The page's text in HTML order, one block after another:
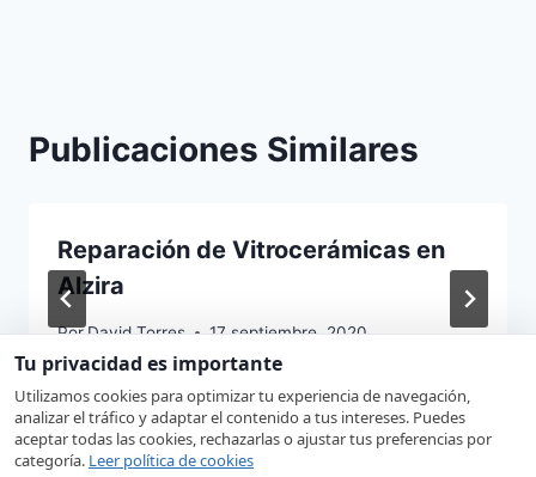
Publicaciones Similares
Reparación de Vitrocerámicas en
Alzira
PorDavid Torres 17 septiembre, 2020
Tu privacidad es importante
Utilizamos cookies para optimizar tu experiencia de navegación,
analizar el tráfico y adaptar el contenido a tus intereses. Puedes
aceptar todas las cookies, rechazarlas o ajustar tus preferencias por
categoría. Leer política de cookies